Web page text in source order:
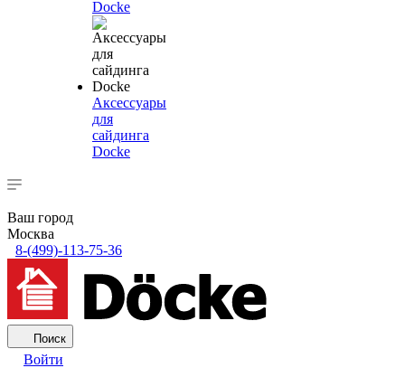
Docke
Аксессуары
для
сайдинга
Docke
Ваш город
Москва
8-(499)-113-75-36
Поиск
Войти